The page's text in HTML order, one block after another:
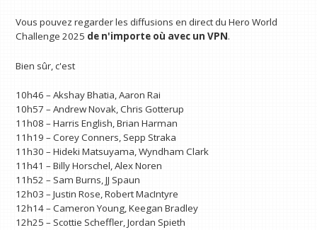
Vous pouvez regarder les diffusions en direct du Hero World
Challenge 2025 de n'importe où avec un VPN.
Bien sûr, c'est
10h46 – Akshay Bhatia, Aaron Rai
10h57 – Andrew Novak, Chris Gotterup
11h08 – Harris English, Brian Harman
11h19 – Corey Conners, Sepp Straka
11h30 – Hideki Matsuyama, Wyndham Clark
11h41 – Billy Horschel, Alex Noren
11h52 – Sam Burns, JJ Spaun
12h03 – Justin Rose, Robert MacIntyre
12h14 – Cameron Young, Keegan Bradley
12h25 – Scottie Scheffler, Jordan Spieth